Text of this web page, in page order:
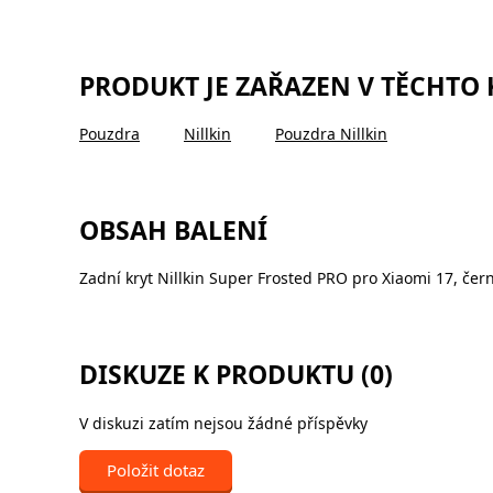
PRODUKT JE ZAŘAZEN V TĚCHTO
Pouzdra Nillkin Pouzdra Nillkin
OBSAH BALENÍ
Zadní kryt Nillkin Super Frosted PRO pro Xiaomi 17,
DISKUZE K PRODUKTU (0)
V diskuzi zatím nejsou žádné příspěvky
Položit dotaz